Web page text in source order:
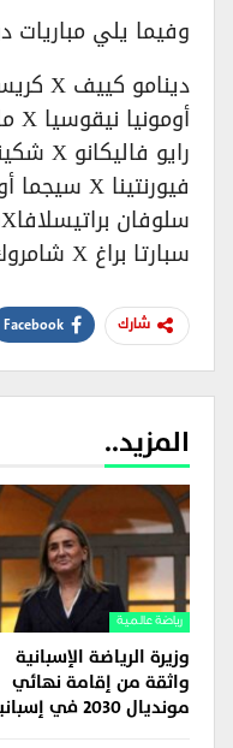
وفيما يلي مباريات
دينامو كييف X كريستال بالاس
أومونيا نيقوسيا X ماينز
رايو فاليكانو X شكينديا
فيورنتينا X سيجما أولوموك
سلوفان براتيسلافاXستراسبورغ
سبارتا براغ X شامروك
شارك Facebook
المزيد..
رياضة عالمية
وزيرة الرياضة الإسبانية
واثقة من إقامة نهائي
مونديال 2030 في إسبانيا